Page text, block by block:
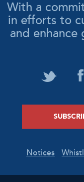
With a
in efforts to
and
Notices